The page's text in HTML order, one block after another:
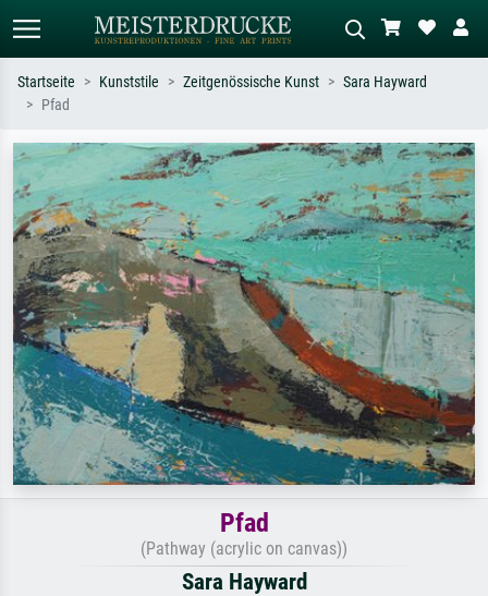
Suchen Sie nach Künstlern, Werktiteln
oder Stilen – z.B. Monet,
Sternennacht, Impressionismus, Welle
Hokusai, Akt.
Beschreiben Sie die Szene – z.B. Grüne
Wiese, Abstrakt mit viel Rot, Dunkles
Ölgemälde, Stehender Akt neben einem
Baum.
Startseite Kunststile Zeitgenössische Kunst
Sara Hayward
Pfad
Pfad
(Pathway (acrylic on canvas))
Sara Hayward